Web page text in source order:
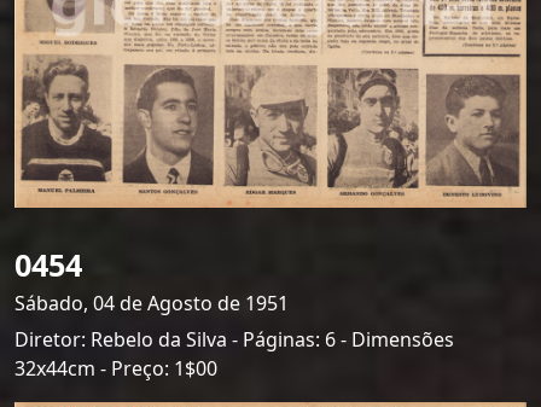
0454
Sábado, 04 de Agosto de 1951
Diretor: Rebelo da Silva - Páginas: 6 - Dimensões
32x44cm - Preço: 1$00